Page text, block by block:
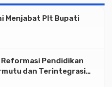
Menjabat Plt Bupati
Reformasi Pendidikan
dan Terintegrasi
Emas 2045